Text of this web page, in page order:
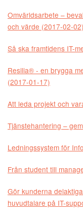
Omvärldsarbete –
och värde (2017-02-02)
Så ska framtidens IT-
Resilia® - en brygga
(2017-01-17)
Att leda projekt och
Tjänstehantering –
Ledningssystem för
Från student till
Gör kunderna
huvudtalare på IT-